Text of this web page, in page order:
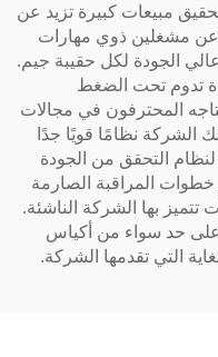
مبيعات كبيرة تزيد عن
عن مشغلين ذوي مهارات
الجودة لكل حقيبة جيم.
تدوم تحت الضغط
المحترفون في مجالات
الشركة نظامًا قويًا جدًا
التحقق من الجودة
خطوات المراقبة الصارمة
تتميز بها الشركة الناشئة.
على حد سواء من أكياس
التي تقدمها الشركة.